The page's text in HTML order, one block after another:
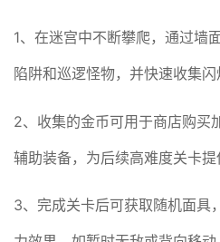
1、在迷宫中不断攀爬，通过墙
陷阱和巡逻怪物，并快速收集闪
2、收集的金币可用于商店购买
辅助装备，为后续高难度关卡提
3、完成关卡后可获取随机面具